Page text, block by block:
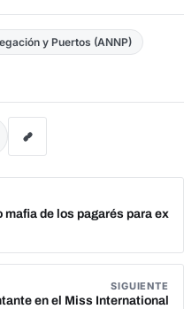
y Puertos (ANNP)
de los pagarés para ex
SIGUIENTE
en el Miss International